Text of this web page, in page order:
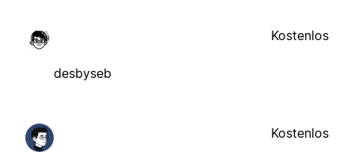
desbyseb
Kostenlos
Kostenlos